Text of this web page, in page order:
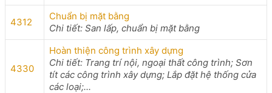
4312
Chuẩn bị mặt bằng
Chi tiết: San lấp, chuẩn bị mặt bằng
4330
Hoàn thiện công trình xây dựng
Chi tiết: Trang trí nội, ngoại thất công trình; Sơn
tít các công trình xây dựng; Lắp đặt hệ thống cửa
các loại;...